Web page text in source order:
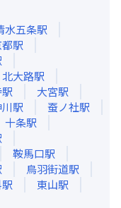
水五条駅
駅
北大路駅
駅 大宮駅
駅 蚕ノ社駅
十条駅
鞍馬口駅
鳥羽街道駅
駅 東山駅